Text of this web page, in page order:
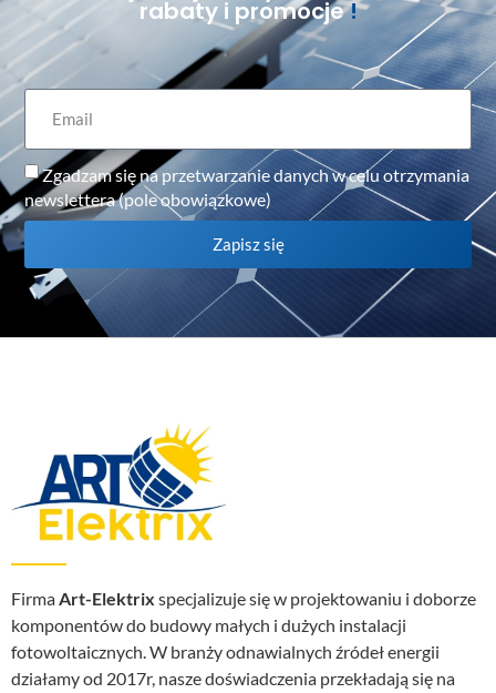
rabaty i promocje!
Zgadzam się na przetwarzanie danych w celu otrzymania
newslettera (pole obowiązkowe)
Zapisz się
FirmaArt-Elektrix specjalizuje się w projektowaniu i doborze
komponentów do budowy małych i dużych instalacji
fotowoltaicznych. W branży odnawialnych źródeł energii
działamy od 2017r, nasze doświadczenia przekładają się na